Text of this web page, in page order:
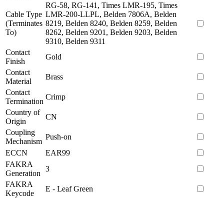
Cable Type
(Terminates
To)
RG-58, RG-141, Times LMR-195, Times
LMR-200-LLPL, Belden 7806A, Belden
8219, Belden 8240, Belden 8259, Belden
8262, Belden 9201, Belden 9203, Belden
9310, Belden 9311
Contact
Finish
Gold
Contact
Material
Brass
Contact
Termination
Crimp
Country of
Origin
CN
Coupling
Mechanism
Push-on
ECCN
EAR99
FAKRA
Generation
3
FAKRA
Keycode
E - Leaf Green